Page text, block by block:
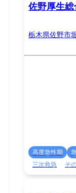
佐野厚生
栃木県佐野市
高度急性期
三次救急
そ